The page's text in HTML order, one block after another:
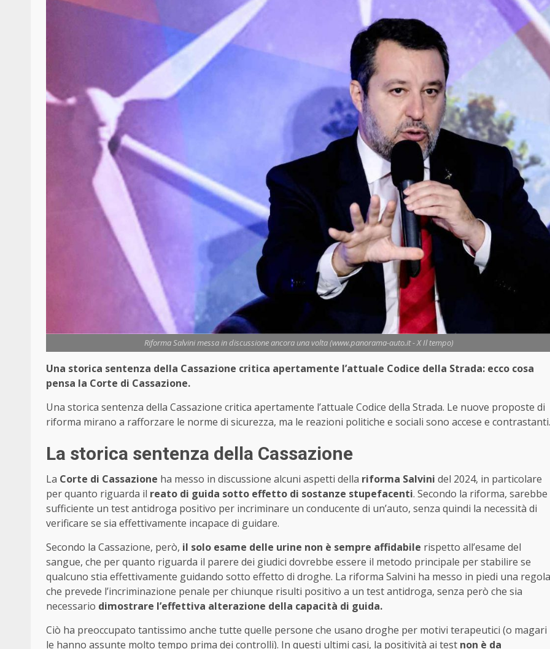
Riforma Salvini messa in discussione ancora una volta (www.panorama-auto.it - X Il tempo)
Una storica sentenza della Cassazione critica apertamente l’attuale Codice della Strada: ecco cosa
pensa la Corte di Cassazione.
Una storica sentenza della Cassazione critica apertamente l’attuale Codice della Strada. Le nuove proposte di
riforma mirano a rafforzare le norme di sicurezza, ma le reazioni politiche e sociali sono accese e contrastanti.
La storica sentenza della Cassazione
La Corte di Cassazione ha messo in discussione alcuni aspetti della riforma Salvini del 2024, in particolare
per quanto riguarda il reato di guida sotto effetto di sostanze stupefacenti. Secondo la riforma, sarebbe
sufficiente un test antidroga positivo per incriminare un conducente di un’auto, senza quindi la necessità di
verificare se sia effettivamente incapace di guidare.
Secondo la Cassazione, però, il solo esame delle urine non è sempre affidabile rispetto all’esame del
sangue, che per quanto riguarda il parere dei giudici dovrebbe essere il metodo principale per stabilire se
qualcuno stia effettivamente guidando sotto effetto di droghe. La riforma Salvini ha messo in piedi una regola
che prevede l’incriminazione penale per chiunque risulti positivo a un test antidroga, senza però che sia
necessario dimostrare l’effettiva alterazione della capacità di guida.
Ciò ha preoccupato tantissimo anche tutte quelle persone che usano droghe per motivi terapeutici (o magari
le hanno assunte molto tempo prima dei controlli). In questi ultimi casi, la positività ai test non è da